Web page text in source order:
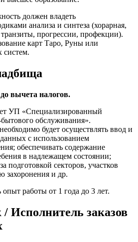
должен владеть
анализа и синтеза (хорарная,
транзиты, прогрессии, профекции).
карт Таро, Руны или
систем.
вычета налогов.
УП «Специализированный
обслуживания».
будет осуществлять ввод и
с использованием
обеспечивать содержание
в надлежащем состоянии;
подготовкой секторов, участков
захоронения и др.
работы от 1 года до 3 лет.
Исполнитель заказов